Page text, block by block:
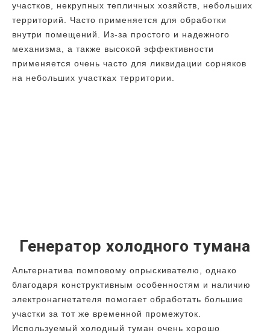
участков, некрупных тепличных хозяйств, небольших
территорий. Часто применяется для обработки
внутри помещений. Из-за простого и надежного
механизма, а также высокой эффективности
применяется очень часто для ликвидации сорняков
на небольших участках территории.
Генератор холодного тумана
Альтернатива помповому опрыскивателю, однако
благодаря конструктивным особенностям и наличию
электронагнетателя помогает обработать большие
участки за тот же временной промежуток.
Используемый холодный туман очень хорошо